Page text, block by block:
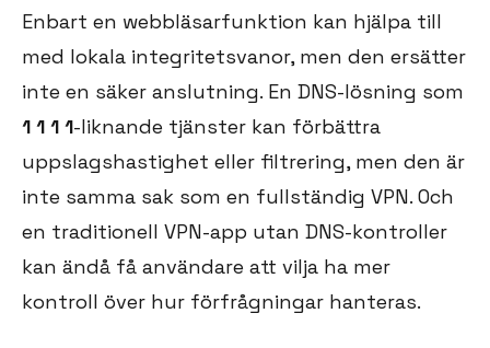
Enbart en webbläsarfunktion kan hjälpa till
med lokala integritetsvanor, men den ersätter
inte en säker anslutning. En DNS-lösning som
1 1 1 1-liknande tjänster kan förbättra
uppslagshastighet eller filtrering, men den är
inte samma sak som en fullständig VPN. Och
en traditionell VPN-app utan DNS-kontroller
kan ändå få användare att vilja ha mer
kontroll över hur förfrågningar hanteras.